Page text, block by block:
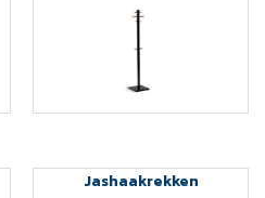
Jashaakrekken